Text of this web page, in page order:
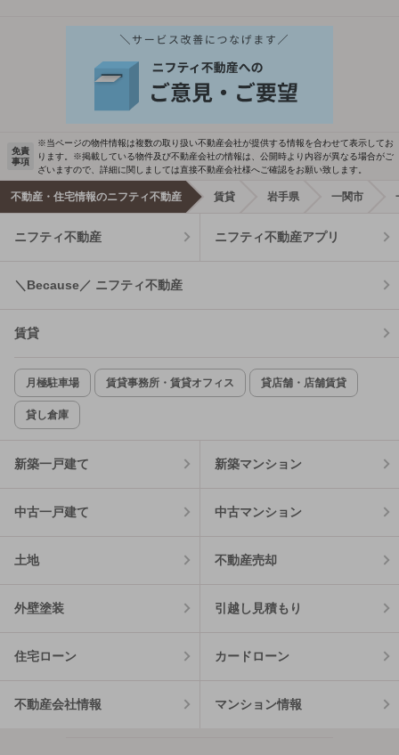
免責
事項
※当ページの物件情報は複数の取り扱い不動産会社が提供する情報を合わせて表示してお
ります。※掲載している物件及び不動産会社の情報は、公開時より内容が異なる場合がご
ざいますので、詳細に関しましては直接不動産会社様へご確認をお願い致します。
不動産・住宅情報のニフティ不動産 賃貸 岩手県 一関市
ニフティ不動産 ニフティ不動産アプリ
＼Because／ ニフティ不動産
賃貸
月極駐車場 賃貸事務所・賃貸オフィス 貸店舗・店舗賃貸
貸し倉庫
新築一戸建て 新築マンション
中古一戸建て 中古マンション
土地 不動産売却
外壁塗装 引越し見積もり
住宅ローン カードローン
不動産会社情報 マンション情報